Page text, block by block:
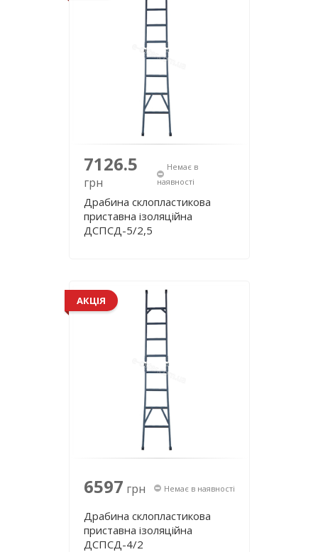
7126.5
грн
Немає в
наявності
Драбина склопластикова
приставна ізоляційна
ДСПСД-5/2,5
АКЦІЯ
6597 грн Немає в наявності
Драбина склопластикова
приставна ізоляційна
ДСПСД-4/2